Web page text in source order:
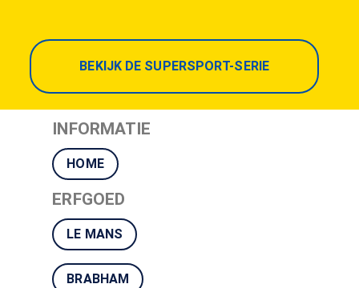
BEKIJK DE SUPERSPORT-SERIE
INFORMATIE
HOME
ERFGOED
LE MANS
BRABHAM